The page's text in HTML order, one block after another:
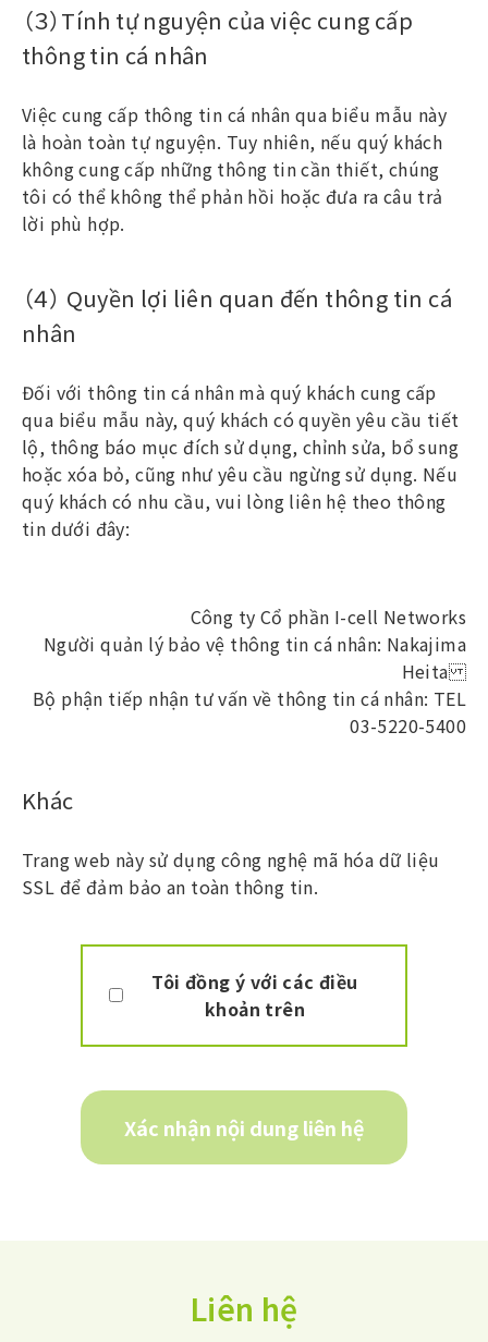
（３）Tính tự nguyện của việc cung cấp
thông tin cá nhân
Việc cung cấp thông tin cá nhân qua biểu mẫu này
là hoàn toàn tự nguyện. Tuy nhiên, nếu quý khách
không cung cấp những thông tin cần thiết, chúng
tôi có thể không thể phản hồi hoặc đưa ra câu trả
lời phù hợp.
（４） Quyền lợi liên quan đến thông tin cá
nhân
Đối với thông tin cá nhân mà quý khách cung cấp
qua biểu mẫu này, quý khách có quyền yêu cầu tiết
lộ, thông báo mục đích sử dụng, chỉnh sửa, bổ sung
hoặc xóa bỏ, cũng như yêu cầu ngừng sử dụng. Nếu
quý khách có nhu cầu, vui lòng liên hệ theo thông
tin dưới đây:
Công ty Cổ phần I-cell Networks
Người quản lý bảo vệ thông tin cá nhân: Nakajima
Heita
Bộ phận tiếp nhận tư vấn về thông tin cá nhân: TEL
03-5220-5400
Khác
Trang web này sử dụng công nghệ mã hóa dữ liệu
SSL để đảm bảo an toàn thông tin.
Tôi đồng ý với các điều
khoản trên
Xác nhận nội dung liên hệ
Liên hệ